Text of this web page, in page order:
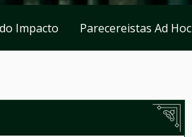
Impacto Parecereistas Ad Hoc